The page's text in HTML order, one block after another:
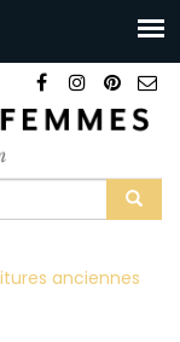
anciennes